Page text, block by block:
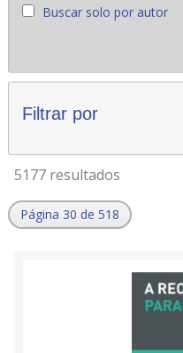
Buscar solo por autor
Filtrar por
5177 resultados
Página 30 de 518